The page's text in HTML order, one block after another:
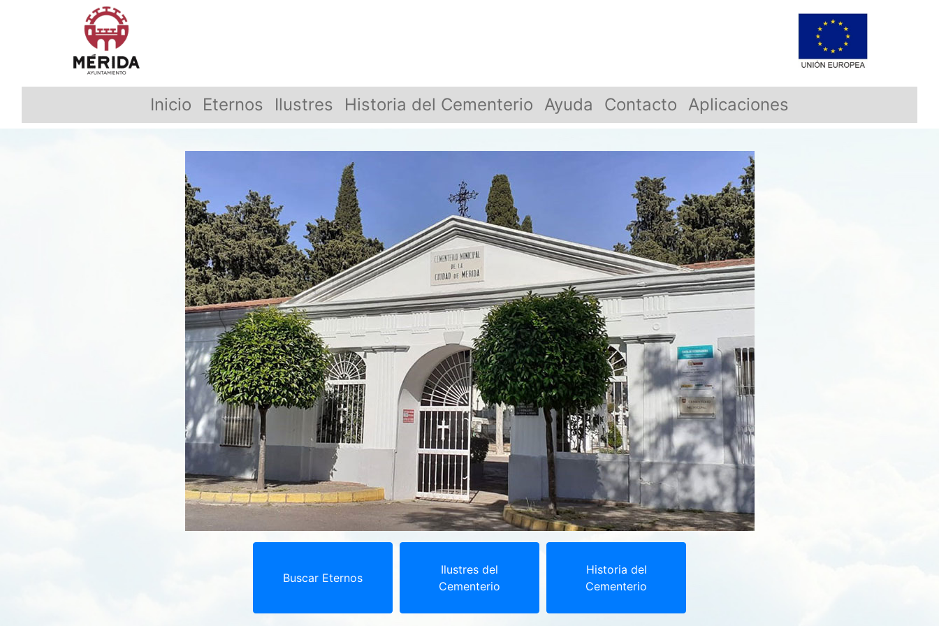
Inicio Eternos Ilustres Historia del Cementerio Ayuda Contacto Aplicaciones
Buscar Eternos
Ilustres del
Cementerio
Historia del
Cementerio